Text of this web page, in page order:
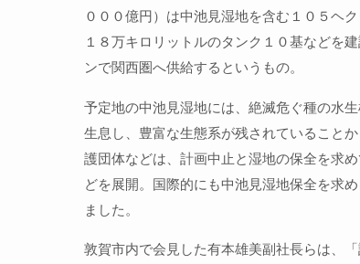
０００億円）は中池見湿地を含む１０５ヘ
１８万キロリットルのタンク１０基などを
ンで関西圏へ供給するというもの。
予定地の中池見湿地には、絶滅危ぐ種の水
生息し、豊富な生態系が残されていること
護団体などは、計画中止と湿地の保全を求
どを展開。国際的にも中池見湿地保全を求
ました。
敦賀市内で会見した有本雄美副社長らは、